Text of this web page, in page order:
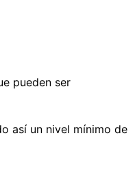
pueden ser
así un nivel mínimo de